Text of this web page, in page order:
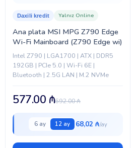
Ana plata MSI MPG Z790 Edge
Wi-Fi Mainboard (Z790 Edge wi)
Daxili kredit Yalnız Online
Intel Z790 | LGA1700 | ATX | DDR5
192GB | PCIe 5.0 | Wi-Fi 6E |
Bluetooth | 2.5G LAN | M.2 NVMe
692.00₼
577.00 ₼
6 ay 12 ay 68,02 ₼